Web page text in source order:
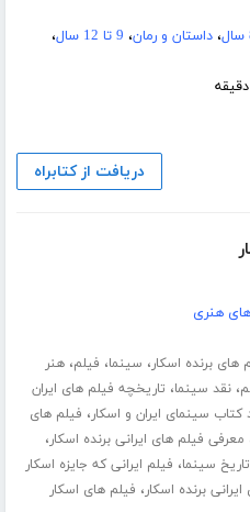
،داستان و رمان، 9 تا 12 سال
،
دریافت از کتابراه
هنری
های برنده اسکار، سینما، فیلم،هنر
،نقد سینما، تاریخچه فیلم های ایران
کتاب سینمای ایران و اسکار، فیلم های
معرفی فیلم های ایرانی برنده اسکار،
تاریخ سینما، فیلم ایرانی که جایزه اسکار
برنده اسکار، فیلم های اسکار